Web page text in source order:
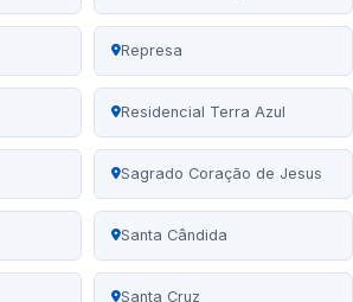
Represa
Residencial Terra Azul
Sagrado Coração de Jesus
Santa Cândida
Santa Cruz